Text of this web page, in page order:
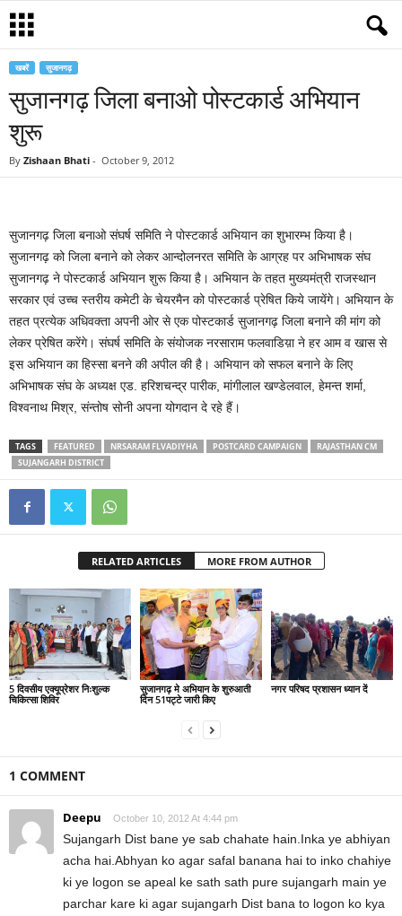
खबरें सुजानगढ़
सुजानगढ़ जिला बनाओ पोस्टकार्ड अभियान
शुरू
By Zishaan Bhati - October 9, 2012
सुजानगढ़ जिला बनाओ संघर्ष समिति ने पोस्टकार्ड अभियान का शुभारम्भ किया है।
सुजानगढ़ को जिला बनाने को लेकर आन्दोलनरत समिति के आग्रह पर अभिभाषक संघ
सुजानगढ़ ने पोस्टकार्ड अभियान शुरू किया है। अभियान के तहत मुख्यमंत्री राजस्थान
सरकार एवं उच्च स्तरीय कमेटी के चेयरमैन को पोस्टकार्ड प्रेषित किये जायेंगे। अभियान के
तहत प्रत्येक अधिवक्ता अपनी ओर से एक पोस्टकार्ड सुजानगढ़ जिला बनाने की मांग को
लेकर प्रेषित करेंगे। संघर्ष समिति के संयोजक नरसाराम फलवाडिय़ा ने हर आम व खास से
इस अभियान का हिस्सा बनने की अपील की है। अभियान को सफल बनाने के लिए
अभिभाषक संघ के अध्यक्ष एड. हरिशचन्द्र पारीक, मांगीलाल खण्डेलवाल, हेमन्त शर्मा,
विश्वनाथ मिश्र, संन्तोष सोनी अपना योगदान दे रहे हैं।
TAGS FEATURED NRSARAM FLVADIYHA POSTCARD CAMPAIGN
RAJASTHAN CM
SUJANGARH DISTRICT
RELATED ARTICLES MORE FROM AUTHOR
5 दिवसीय एक्यूप्रेशर निःशुल्क
चिकित्सा शिविर
सुजानगढ़ मे अभियान के शुरुआती
दिन 51पट्टे जारी किए
नगर परिषद प्रशासन ध्यान दें
1 COMMENT
Deepu October 10, 2012 At 4:44 pm
Sujangarh Dist bane ye sab chahate hain.Inka ye abhiyan
acha hai.Abhyan ko agar safal banana hai to inko chahiye
ki ye logon se apeal ke sath sath pure sujangarh main ye
parchar kare ki agar sujangarh Dist bana to logon ko kya